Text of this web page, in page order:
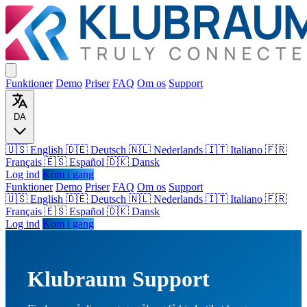
Funktioner Demo Priser FAQ Om os Support
DA
🇺🇸 English 🇩🇪 Deutsch 🇳🇱 Nederlands 🇮🇹 Italiano 🇫🇷
Français 🇪🇸 Español 🇩🇰 Dansk
Log ind Kom i gang
Funktioner Demo Priser FAQ Om os Support
🇺🇸 English 🇩🇪 Deutsch 🇳🇱 Nederlands 🇮🇹 Italiano 🇫🇷
Français 🇪🇸 Español 🇩🇰 Dansk
Log ind Kom i gang
Klubraum Support